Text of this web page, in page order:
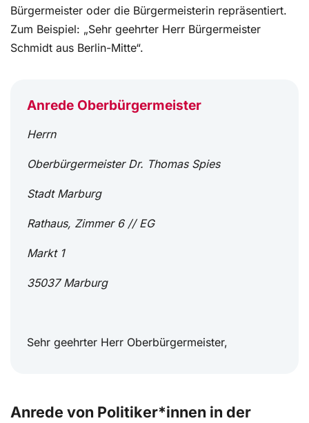
Bürgermeister oder die Bürgermeisterin repräsentiert.
Zum Beispiel: „Sehr geehrter Herr Bürgermeister
Schmidt aus Berlin-Mitte“.
Anrede Oberbürgermeister
Herrn
Oberbürgermeister Dr. Thomas Spies
Stadt Marburg
Rathaus, Zimmer 6 // EG
Markt 1
35037 Marburg
Sehr geehrter Herr Oberbürgermeister,
Anrede von Politiker*innen in der